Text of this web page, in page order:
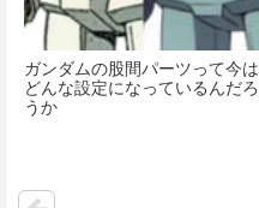
ガンダムの股間パーツって今は
どんな設定になっているんだろ
うか